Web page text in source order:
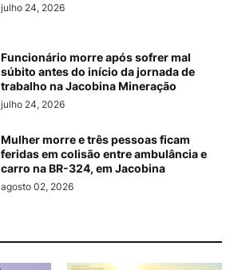
julho 24, 2026
Funcionário morre após sofrer mal
súbito antes do início da jornada de
trabalho na Jacobina Mineração
julho 24, 2026
Mulher morre e três pessoas ficam
feridas em colisão entre ambulância e
carro na BR-324, em Jacobina
agosto 02, 2026